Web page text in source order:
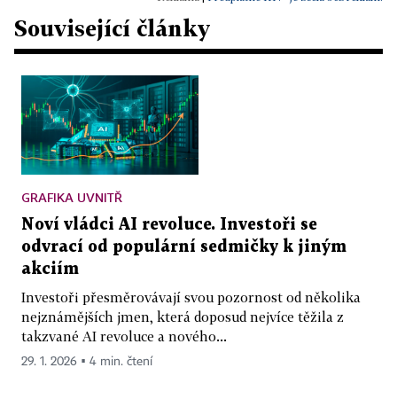
Související články
GRAFIKA UVNITŘ
Noví vládci AI revoluce. Investoři se
odvrací od populární sedmičky k jiným
akciím
Investoři přesměrovávají svou pozornost od několika
nejznámějších jmen, která doposud nejvíce těžila z
takzvané AI revoluce a nového...
29. 1. 2026 ▪ 4 min. čtení